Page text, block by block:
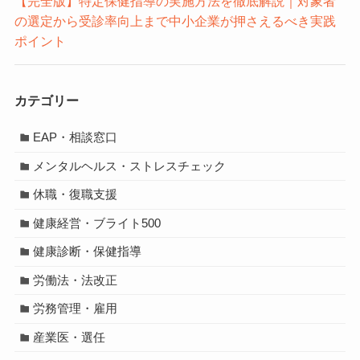
の選定から受診率向上まで中小企業が押さえるべき実践
ポイント
カテゴリー
EAP・相談窓口
メンタルヘルス・ストレスチェック
休職・復職支援
健康経営・ブライト500
健康診断・保健指導
労働法・法改正
労務管理・雇用
産業医・選任